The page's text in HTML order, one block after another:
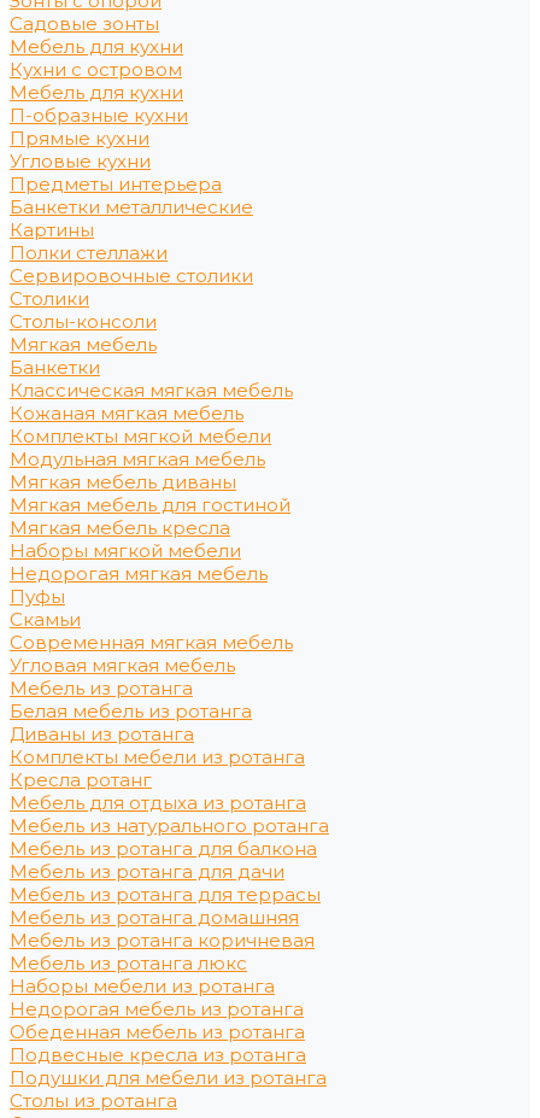
Садовые зонты
Мебель для кухни
Кухни с островом
Мебель для кухни
П-образные кухни
Прямые кухни
Угловые кухни
Предметы интерьера
Банкетки металлические
Картины
Полки стеллажи
Сервировочные столики
Столики
Столы-консоли
Мягкая мебель
Банкетки
Классическая мягкая мебель
Кожаная мягкая мебель
Комплекты мягкой мебели
Модульная мягкая мебель
Мягкая мебель диваны
Мягкая мебель для гостиной
Мягкая мебель кресла
Наборы мягкой мебели
Недорогая мягкая мебель
Пуфы
Скамьи
Современная мягкая мебель
Угловая мягкая мебель
Мебель из ротанга
Белая мебель из ротанга
Диваны из ротанга
Комплекты мебели из ротанга
Кресла ротанг
Мебель для отдыха из ротанга
Мебель из натурального ротанга
Мебель из ротанга для балкона
Мебель из ротанга для дачи
Мебель из ротанга для террасы
Мебель из ротанга домашняя
Мебель из ротанга коричневая
Мебель из ротанга люкс
Наборы мебели из ротанга
Недорогая мебель из ротанга
Обеденная мебель из ротанга
Подвесные кресла из ротанга
Подушки для мебели из ротанга
Столы из ротанга